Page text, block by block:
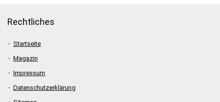
Rechtliches
Startseite
Magazin
Impressum
Datenschutzerklärung